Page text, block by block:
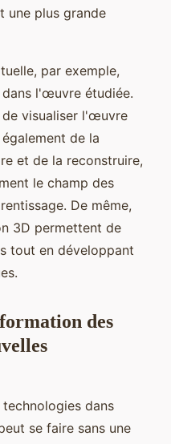
une plus grande
par exemple,
l'œuvre étudiée.
de visualiser l'œuvre
de la
et de la reconstruire,
le champ des
De même,
3D permettent de
tout en développant
des
dans
se faire sans une